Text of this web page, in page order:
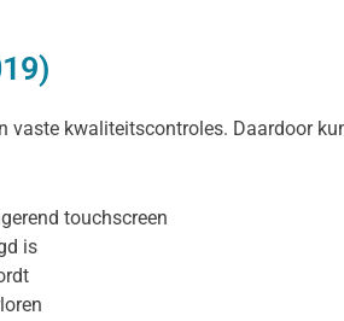
kwaliteitscontroles. Daardoor
touchscreen
is